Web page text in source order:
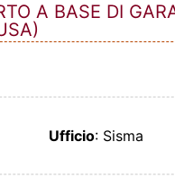
A BASE DI
Ufficio: Sisma